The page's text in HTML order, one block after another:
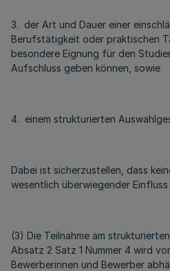
3. der Art und Dauer einer
Berufstätigkeit oder praktischen
besondere Eignung für den
Aufschluss geben können, sowie
4. einem strukturierten
Dabei ist sicherzustellen, dass
wesentlich überwiegender Einfluss
(3) Die Teilnahme am
Absatz 2 Satz 1 Nummer 4 wird
Bewerberinnen und Bewerber